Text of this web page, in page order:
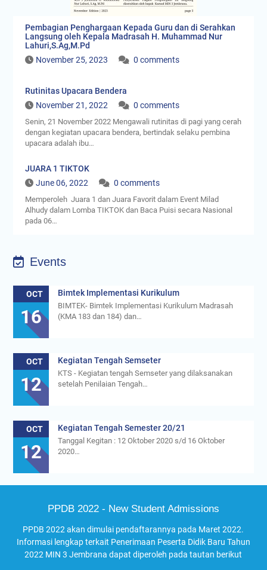
Rutinitas Upacara Bendera
November 21, 2022
0 comments
Senin, 21 November 2022 Mengawali rutinitas di pagi yang cerah
dengan kegiatan upacara bendera, bertindak selaku pembina
JUARA 1 TIKTOK
June 06, 2022
0 comments
Memperoleh Juara 1 dan Juara Favorit dalam Event Milad
Alhudy dalam Lomba TIKTOK dan Baca Puisi secara Nasional
pada 06…
Events
OCT
OCT
12
KTS - Kegiatan tengah Semseter yang dilaksanakan
setelah Penilaian Tengah…
OCT
12
Tanggal Kegitan : 12 Oktober 2020 s/d 16 Oktober
2020…
PPDB 2022 - New Student Admissions
PPDB 2022 akan dimulai pendaftarannya pada Maret 2022.
Informasi lengkap terkait Penerimaan Peserta Didik Baru Tahun
SELENGKAPNYA DAFTAR SEKARANG